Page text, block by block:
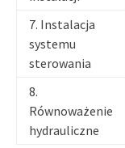
7. Instalacja
systemu
sterowania
8.
Równoważenie
hydrauliczne